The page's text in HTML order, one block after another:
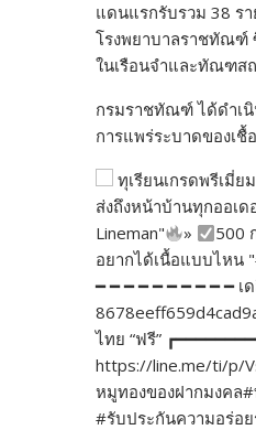
แดนแรกรับรวม 38 ร
โรงพยาบาลราชทัณฑ์
ในเรือนจำและทัณฑส
กรมราชทัณฑ์ ได้ดำเนิ
การแพร่ระบาดของเ
ทุเรียนเกรดพรีเมี่
ส่งถึงหน้าบ้านทุกออเ
Lineman"
» 500
อยากได้เนื้อแบบไห
━ ━ ━ ━ ━ ━ ━ ━ ━ ━ เ
ไทย “ฟรี”
https://line.me/ti/p/
หมูทองของฝากมงคล
#รับประกันความอร่อ